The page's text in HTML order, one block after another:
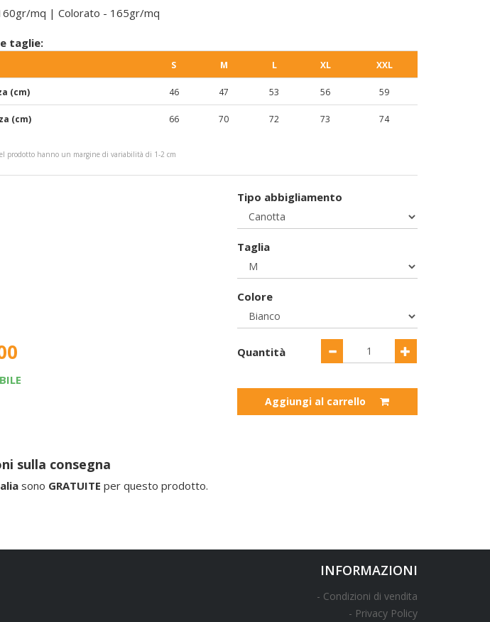
mq | Colorato - 165gr/mq
taglie:
S M L XL XXL
(cm) 46 47 53 56 59
(cm) 66 70 72 73 74
prodotto hanno un margine di variabilità di 1-2 cm
Tipo abbigliamento
Taglia
Colore
Quantità
Aggiungi al carrello
sulla consegna
sono GRATUITE per questo prodotto.
INFORMAZIONI
Condizioni di vendita
Privacy Policy